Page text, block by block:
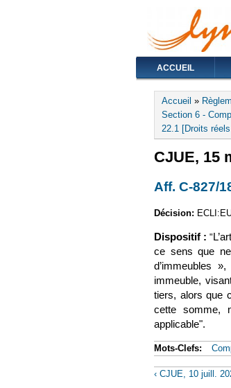
ACCUEIL
Vous êtes
Accueil »
Section 6 -
22.1 [Droits
CJUE, 15
Aff. C-827/
Décision:
Dispositif : "
ce sens que
d’immeubles
immeuble,
tiers, alors que
cette somme,
applicable".​
Mots-Clefs:
‹ CJUE, 10 juill.